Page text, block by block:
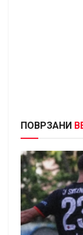
ПОВРЗАНИ